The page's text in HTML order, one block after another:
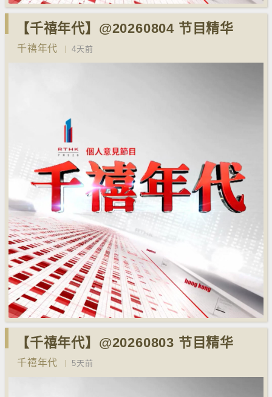
【千禧年代】@20260804 节目精华
千禧年代 4天前
【千禧年代】@20260803 节目精华
千禧年代 5天前